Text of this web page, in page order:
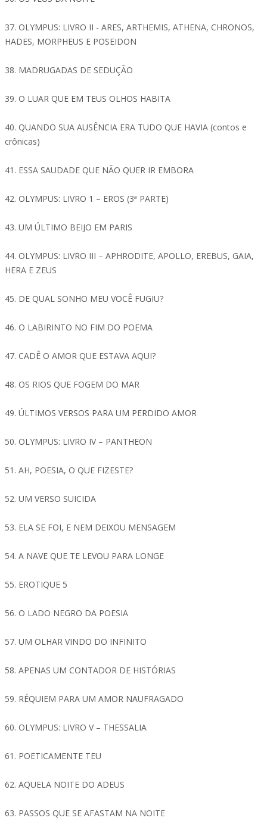
37. OLYMPUS: LIVRO II - ARES, ARTHEMIS, ATHENA, CHRONOS,
HADES, MORPHEUS E POSEIDON
38. MADRUGADAS DE SEDUÇÃO
39. O LUAR QUE EM TEUS OLHOS HABITA
40. QUANDO SUA AUSÊNCIA ERA TUDO QUE HAVIA (contos e
crônicas)
41. ESSA SAUDADE QUE NÃO QUER IR EMBORA
42. OLYMPUS: LIVRO 1 – EROS (3ª PARTE)
43. UM ÚLTIMO BEIJO EM PARIS
44. OLYMPUS: LIVRO III – APHRODITE, APOLLO, EREBUS, GAIA,
HERA E ZEUS
45. DE QUAL SONHO MEU VOCÊ FUGIU?
46. O LABIRINTO NO FIM DO POEMA
47. CADÊ O AMOR QUE ESTAVA AQUI?
48. OS RIOS QUE FOGEM DO MAR
49. ÚLTIMOS VERSOS PARA UM PERDIDO AMOR
50. OLYMPUS: LIVRO IV – PANTHEON
51. AH, POESIA, O QUE FIZESTE?
52. UM VERSO SUICIDA
53. ELA SE FOI, E NEM DEIXOU MENSAGEM
54. A NAVE QUE TE LEVOU PARA LONGE
55. EROTIQUE 5
56. O LADO NEGRO DA POESIA
57. UM OLHAR VINDO DO INFINITO
58. APENAS UM CONTADOR DE HISTÓRIAS
59. RÉQUIEM PARA UM AMOR NAUFRAGADO
60. OLYMPUS: LIVRO V – THESSALIA
61. POETICAMENTE TEU
62. AQUELA NOITE DO ADEUS
63. PASSOS QUE SE AFASTAM NA NOITE